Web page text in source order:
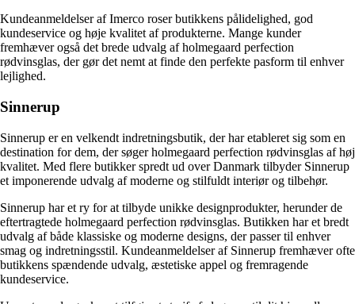
Kundeanmeldelser af Imerco roser butikkens pålidelighed, god
kundeservice og høje kvalitet af produkterne. Mange kunder
fremhæver også det brede udvalg af holmegaard perfection
rødvinsglas, der gør det nemt at finde den perfekte pasform til enhver
lejlighed.
Sinnerup
Sinnerup er en velkendt indretningsbutik, der har etableret sig som en
destination for dem, der søger holmegaard perfection rødvinsglas af høj
kvalitet. Med flere butikker spredt ud over Danmark tilbyder Sinnerup
et imponerende udvalg af moderne og stilfuldt interiør og tilbehør.
Sinnerup har et ry for at tilbyde unikke designprodukter, herunder de
eftertragtede holmegaard perfection rødvinsglas. Butikken har et bredt
udvalg af både klassiske og moderne designs, der passer til enhver
smag og indretningsstil. Kundeanmeldelser af Sinnerup fremhæver ofte
butikkens spændende udvalg, æstetiske appel og fremragende
kundeservice.